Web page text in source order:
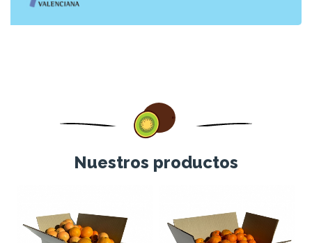
Nuestros productos